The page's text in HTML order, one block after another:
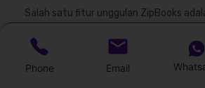
Salah satu fitur unggulan ZipBooks
sangat berguna bagi bisnis yang bekerja
proyek.
Phone Email